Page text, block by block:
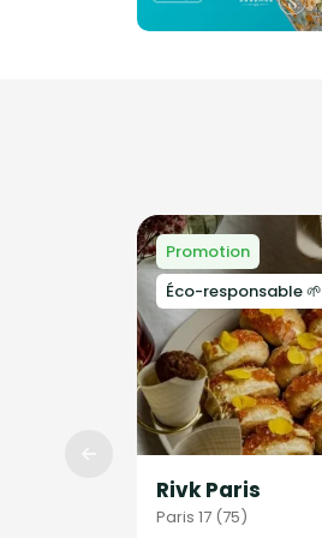
Promotion
Éco-responsable 🌱
Rivk Paris
Paris 17 (75)